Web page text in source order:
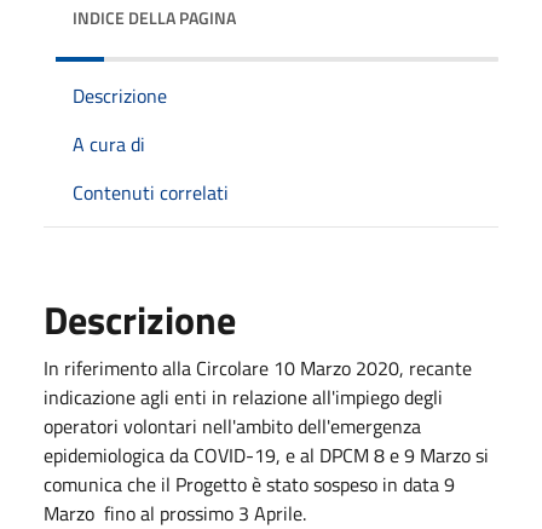
INDICE DELLA PAGINA
Descrizione
A cura di
Contenuti correlati
Descrizione
In riferimento alla Circolare 10 Marzo 2020, recante
indicazione agli enti in relazione all'impiego degli
operatori volontari nell'ambito dell'emergenza
epidemiologica da COVID-19, e al DPCM 8 e 9 Marzo si
comunica che il Progetto è stato sospeso in data 9
Marzo fino al prossimo 3 Aprile.